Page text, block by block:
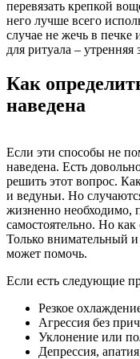
перевязать крепкой
него лучше всего
случае не жечь в
для ритуала – утренняя
Как
наведена
Если эти способы не
наведена. Есть
решить этот вопрос.
и ведуньи. Но
жизненно необходимо,
самостоятельно. Но
Только внимательный
может помочь.
Если есть следующие
Резкое
Агрессия без
Уклонение или
Депрессия,